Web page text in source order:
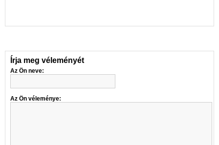
Írja meg véleményét
Az Ön neve:
Az Ön véleménye: